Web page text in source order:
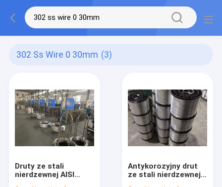
302 Ss Wire 0 30mm (3)
Druty ze stali
nierdzewnej AISI
Antykorozyjny drut
ze stali nierdzewnej